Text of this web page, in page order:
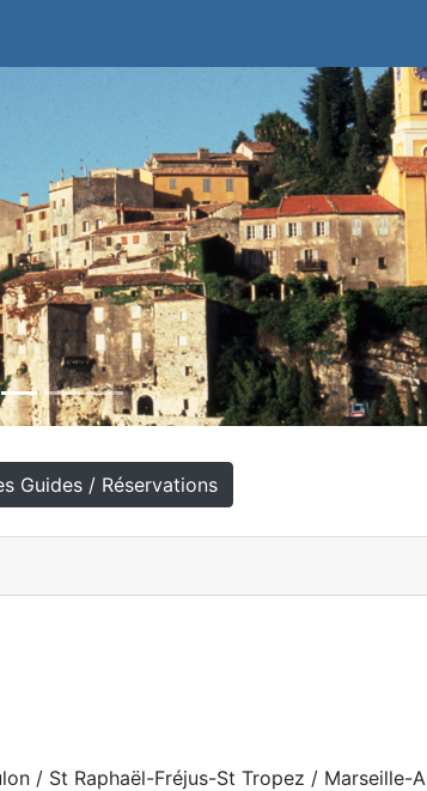
Guides / Réservations
/ St Raphaël-Fréjus-St Tropez / Marseille-